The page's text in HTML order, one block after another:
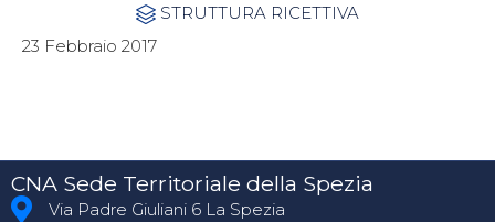
 Category
STRUTTURA RICETTIVA
23 Febbraio 2017
CNA Sede Territoriale della Spezia
Via Padre Giuliani 6 La Spezia